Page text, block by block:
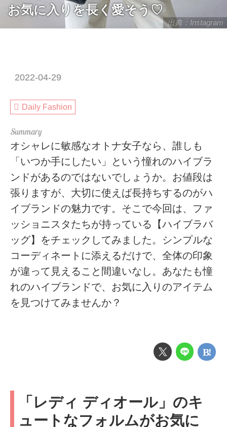
出典：Instagram
お気に入りを長く愛そう♡
2022-04-29
Daily Fashion
オシャレに敏感なオトナ女子なら、誰しも
「いつか手にしたい」という憧れのハイブラ
ンドがあるのではないでしょうか。お値段は
張りますが、大切に使えば長持ちするのがハ
イブランドの魅力です。そこで今回は、ファ
ッショニスタたちが持っている【ハイブラバ
ッグ】をチェックしてみました。シンプルな
コーディネートに添えるだけで、全体の印象
が違って見えること間違いなし。あなたも憧
れのハイブランドで、お気に入りのアイテム
を見つけてみませんか？
「レディ ディオール」のキ
ュートなフォルムがお気に